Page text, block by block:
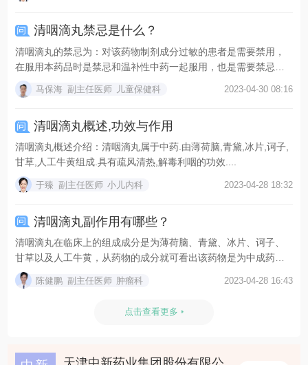
清咽滴丸禁忌是什么？
清咽滴丸的禁忌为：对该药物制剂成分过敏的患者是需要禁用，
在服用本药品时是禁忌和温补性中药一起服用，也是需要禁忌吃
辛...
马保海 副主任医师 儿童保健科 2023-04-30 08:16
清咽滴丸概述,功效与作用
清咽滴丸概述介绍：清咽滴丸属于中药.由薄荷脑,青黛,冰片,诃子,
甘草,人工牛黄组成.具有疏风清热,解毒利咽的功效....
于臻 副主任医师 小儿内科 2023-04-28 18:32
清咽滴丸副作用有哪些？
清咽滴丸在临床上的组成成分是为薄荷脑、青黛、冰片、诃子、
甘草以及人工牛黄，从药物的成分就可看出该药物是为中成药，
所...
陈健鹏 副主任医师 肿瘤科 2023-04-28 16:43
点击查看更多